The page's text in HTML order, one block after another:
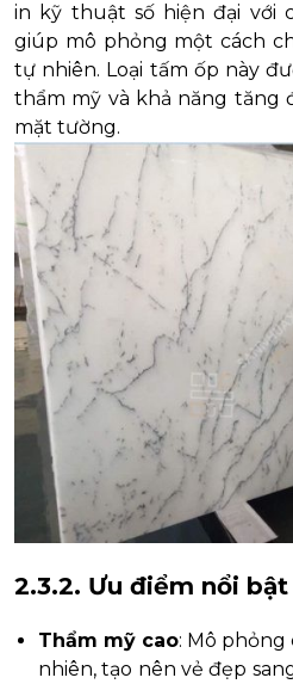
in kỹ thuật số hiện đại với
giúp mô phỏng một cách
tự nhiên. Loại tấm ốp này
thẩm mỹ và khả năng tăng
mặt tường.
2.3.2. Ưu điểm nổi bật
Thẩm mỹ cao: Mô
nhiên, tạo nên vẻ đẹp